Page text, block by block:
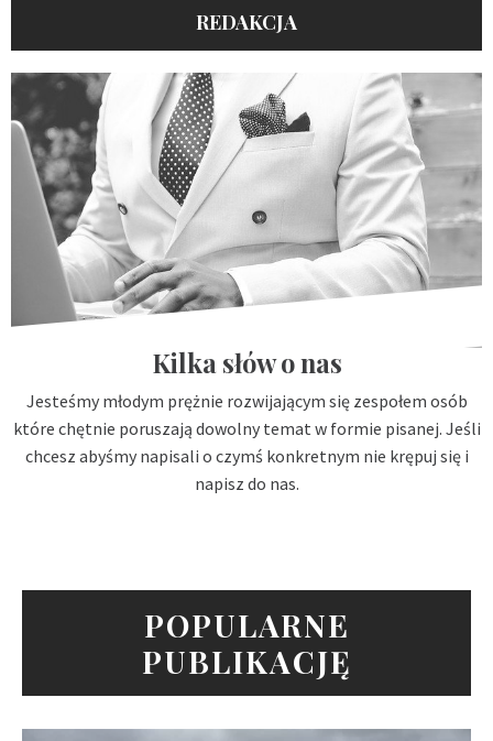
REDAKCJA
Kilka słów o nas
Jesteśmy młodym prężnie rozwijającym się zespołem osób
które chętnie poruszają dowolny temat w formie pisanej. Jeśli
chcesz abyśmy napisali o czymś konkretnym nie krępuj się i
napisz do nas.
POPULARNE
PUBLIKACJĘ